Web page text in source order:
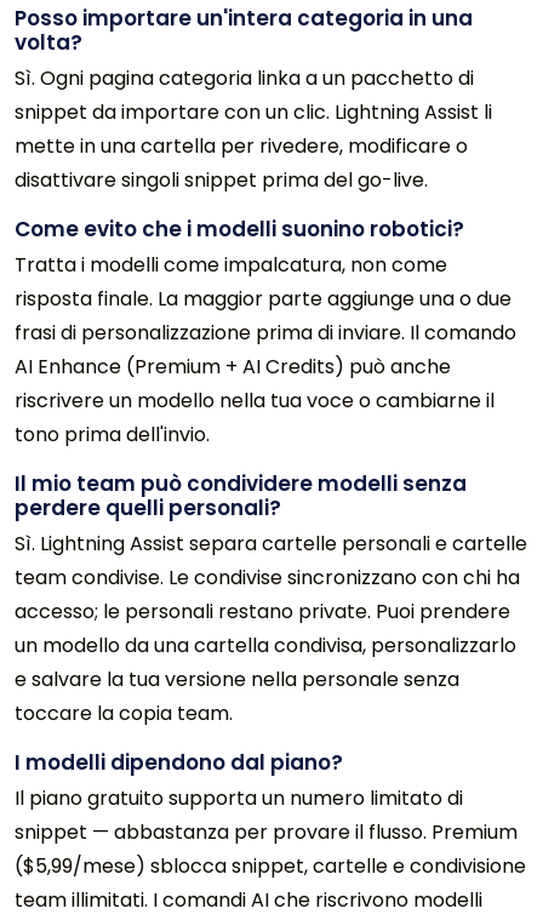
Posso importare un'intera categoria in una
volta?
Sì. Ogni pagina categoria linka a un pacchetto di
snippet da importare con un clic. Lightning Assist li
mette in una cartella per rivedere, modificare o
disattivare singoli snippet prima del go-live.
Come evito che i modelli suonino robotici?
Tratta i modelli come impalcatura, non come
risposta finale. La maggior parte aggiunge una o due
frasi di personalizzazione prima di inviare. Il comando
AI Enhance (Premium + AI Credits) può anche
riscrivere un modello nella tua voce o cambiarne il
tono prima dell'invio.
Il mio team può condividere modelli senza
perdere quelli personali?
Sì. Lightning Assist separa cartelle personali e cartelle
team condivise. Le condivise sincronizzano con chi ha
accesso; le personali restano private. Puoi prendere
un modello da una cartella condivisa, personalizzarlo
e salvare la tua versione nella personale senza
toccare la copia team.
I modelli dipendono dal piano?
Il piano gratuito supporta un numero limitato di
snippet — abbastanza per provare il flusso. Premium
($5,99/mese) sblocca snippet, cartelle e condivisione
team illimitati. I comandi AI che riscrivono modelli